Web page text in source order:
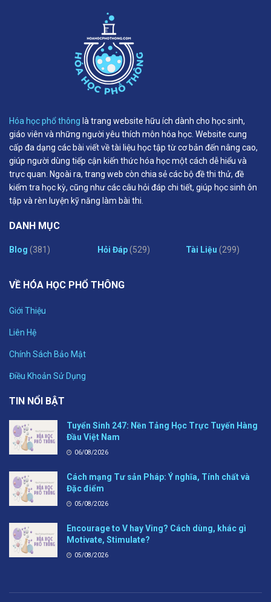
Hóa học phổ thông là trang website hữu ích dành cho học sinh,
giáo viên và những người yêu thích môn hóa học. Website cung
cấp đa dạng các bài viết về tài liệu học tập từ cơ bản đến nâng cao,
giúp người dùng tiếp cận kiến thức hóa học một cách dễ hiểu và
trực quan. Ngoài ra, trang web còn chia sẻ các bộ đề thi thử, đề
kiểm tra học kỳ, cũng như các câu hỏi đáp chi tiết, giúp học sinh ôn
tập và rèn luyện kỹ năng làm bài thi.
DANH MỤC
Blog (381) Hỏi Đáp(529) Tài Liệu (299)
VỀ HÓA HỌC PHỔ THÔNG
Giới Thiệu
Liên Hệ
Chính Sách Bảo Mật
Điều Khoản Sử Dụng
TIN NỔI BẬT
Tuyển Sinh 247: Nền Tảng Học Trực Tuyến Hàng
Đầu Việt Nam
06/08/2026
Cách mạng Tư sản Pháp: Ý nghĩa, Tính chất và
Đặc điểm
05/08/2026
Encourage to V hay Ving? Cách dùng, khác gì
Motivate, Stimulate?
05/08/2026